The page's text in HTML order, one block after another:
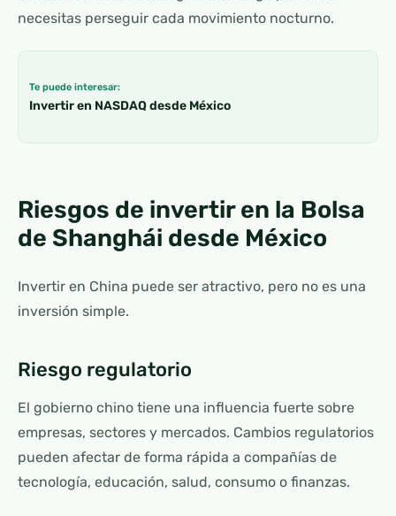
necesitas perseguir cada movimiento nocturno.
Te puede interesar:
Invertir en NASDAQ desde México
Riesgos de invertir en la Bolsa
de Shanghái desde México
Invertir en China puede ser atractivo, pero no es una
inversión simple.
Riesgo regulatorio
El gobierno chino tiene una influencia fuerte sobre
empresas, sectores y mercados. Cambios regulatorios
pueden afectar de forma rápida a compañías de
tecnología, educación, salud, consumo o finanzas.